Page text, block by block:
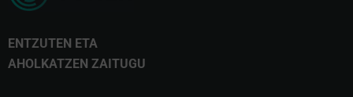
ENTZUTEN ETA
AHOLKATZEN ZAITUGU